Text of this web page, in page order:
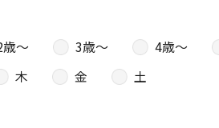
歳〜 3歳〜 4歳〜
木 金
土